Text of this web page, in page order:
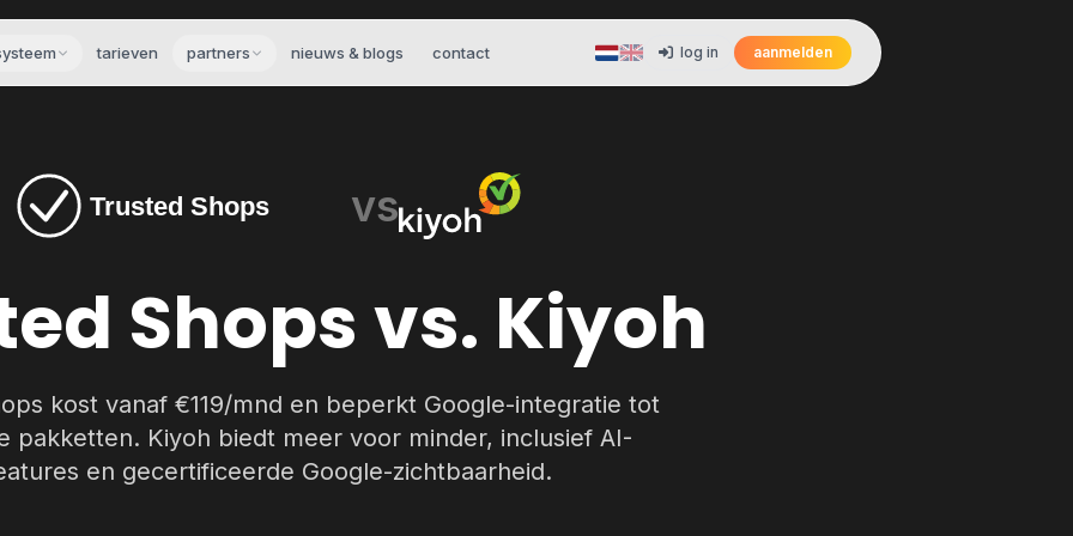
tarieven partners nieuws & blogs contact log in aanmelden
vs
Shops vs. Kiyoh
kost vanaf €119/mnd en beperkt Google-integratie tot
pakketten. Kiyoh biedt meer voor minder, inclusief AI-
en gecertificeerde Google-zichtbaarheid.